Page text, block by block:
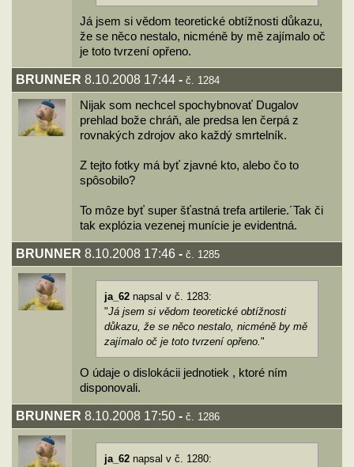
Já jsem si vědom teoretické obtížnosti důkazu,
že se něco nestalo, nicméně by mě zajímalo oč
je toto tvrzení opřeno.
BRUNNER 8.10.2008 17:44 - č. 1284
Nijak som nechcel spochybnovať Dugalov
prehlad bože chráň, ale predsa len čerpá z
rovnakých zdrojov ako každý smrtelník.
Z tejto fotky má byť zjavné kto, alebo čo to
spôsobilo?
To môze byť super šťastná trefa artilerie.´Tak či
tak explózia vezenej munície je evidentná.
BRUNNER 8.10.2008 17:46 - č. 1285
ja_62 napsal v č. 1283:
"Já jsem si vědom teoretické obtížnosti
důkazu, že se něco nestalo, nicméně by mě
zajímalo oč je toto tvrzení opřeno."
O údaje o dislokácii jednotiek , ktoré ním
disponovali.
BRUNNER 8.10.2008 17:50 - č. 1286
ja_62 napsal v č. 1280: